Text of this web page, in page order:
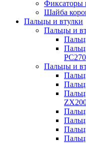
Фиксаторы
Шайба
Пальцы и втулки
Пальцы и
PC270
Пальцы и